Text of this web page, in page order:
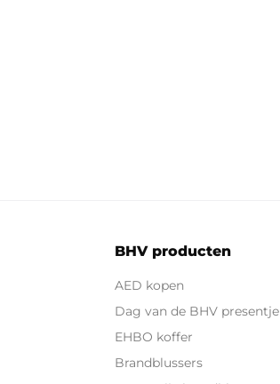
BHV producten
AED kopen
Dag van de BHV presentje
EHBO koffer
Brandblussers